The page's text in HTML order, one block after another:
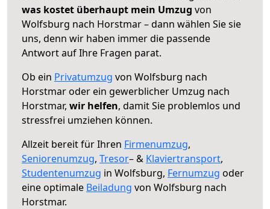
was kostet überhaupt mein Umzug von
Wolfsburg nach Horstmar – dann wählen Sie sie
uns, denn wir haben immer die passende
Antwort auf Ihre Fragen parat.
Ob ein Privatumzug von Wolfsburg nach
Horstmar oder ein gewerblicher Umzug nach
Horstmar, wir helfen, damit Sie problemlos und
stressfrei umziehen können.
Allzeit bereit für Ihren Firmenumzug,
Seniorenumzug, Tresor– & Klaviertransport,
Studentenumzug in Wolfsburg, Fernumzug oder
eine optimale Beiladung von Wolfsburg nach
Horstmar.